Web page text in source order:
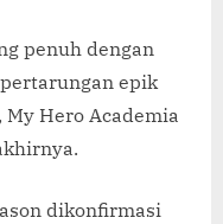
Academia
Final
English
Tayang
penuh dengan
epik
Hero Academia
dikonfirmasi